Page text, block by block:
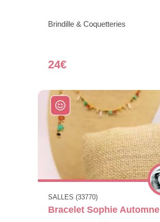
Brindille & Coquetteries
24€
SALLES (33770)
Bracelet Sophie Automne